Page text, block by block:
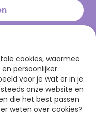
cookies, waarmee
persoonlijker
voor je wat er in je
onze website en
die het best passen
weten over cookies?